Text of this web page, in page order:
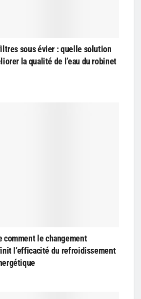
sous évier : quelle solution
la qualité de l’eau du robinet
comment le changement
l’efficacité du refroidissement